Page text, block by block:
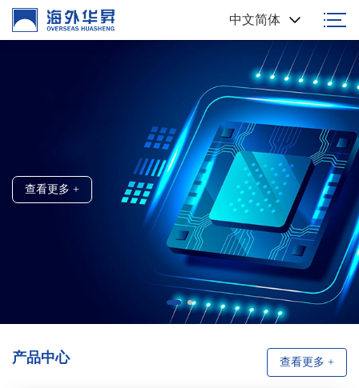
中文简体
查看更多 +
创新科技 / 精准制造
产品中心 查看更多 +